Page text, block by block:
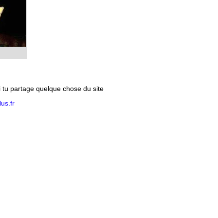
partage quelque chose du site